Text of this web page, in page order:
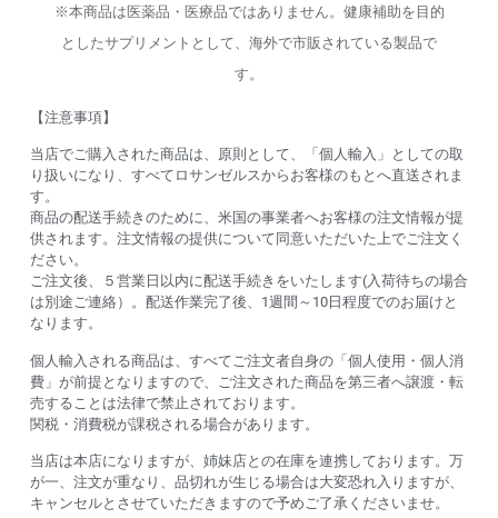
※本商品は医薬品・医療品ではありません。健康補助を目的
としたサプリメントとして、海外で市販されている製品で
す。
【注意事項】
当店でご購入された商品は、原則として、「個人輸入」としての取
り扱いになり、すべてロサンゼルスからお客様のもとへ直送されま
す。
商品の配送手続きのために、米国の事業者へお客様の注文情報が提
供されます。注文情報の提供について同意いただいた上でご注文く
ださい。
ご注文後、５営業日以内に配送手続きをいたします(入荷待ちの場合
は別途ご連絡）。配送作業完了後、1週間～10日程度でのお届けと
なります。
個人輸入される商品は、すべてご注文者自身の「個人使用・個人消
費」が前提となりますので、ご注文された商品を第三者へ譲渡・転
売することは法律で禁止されております。
関税・消費税が課税される場合があります。
当店は本店になりますが、姉妹店との在庫を連携しております。万
が一、注文が重なり、品切れが生じる場合は大変恐れ入りますが、
キャンセルとさせていただきますので予めご了承くださいませ。